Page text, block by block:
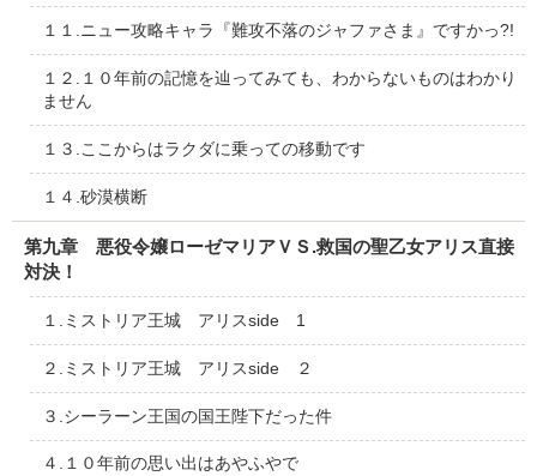
１１.ニュー攻略キャラ『難攻不落のジャファさま』ですかっ?!
１２.１０年前の記憶を辿ってみても、わからないものはわかり
ません
１３.ここからはラクダに乗っての移動です
１４.砂漠横断
第九章 悪役令嬢ローゼマリアＶＳ.救国の聖乙女アリス直接
対決！
１.ミストリア王城 アリスside 1
２.ミストリア王城 アリスside ２
３.シーラーン王国の国王陛下だった件
４.１０年前の思い出はあやふやで